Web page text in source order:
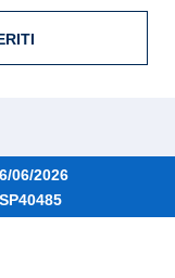
06/2026
SP40485